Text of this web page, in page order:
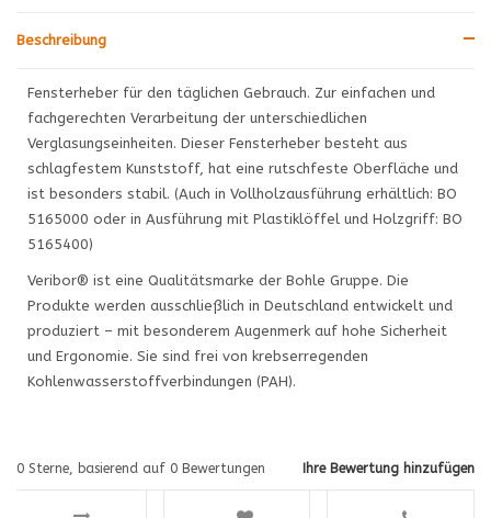
Beschreibung
Fensterheber für den täglichen Gebrauch. Zur einfachen und
fachgerechten Verarbeitung der unterschiedlichen
Verglasungseinheiten. Dieser Fensterheber besteht aus
schlagfestem Kunststoff, hat eine rutschfeste Oberfläche und
ist besonders stabil. (Auch in Vollholzausführung erhältlich: BO
5165000 oder in Ausführung mit Plastiklöffel und Holzgriff: BO
5165400)
Veribor® ist eine Qualitätsmarke der Bohle Gruppe. Die
Produkte werden ausschließlich in Deutschland entwickelt und
produziert – mit besonderem Augenmerk auf hohe Sicherheit
und Ergonomie. Sie sind frei von krebserregenden
Kohlenwasserstoffverbindungen (PAH).
Ihre Bewertung hinzufügen
0 Sterne, basierend auf 0 Bewertungen